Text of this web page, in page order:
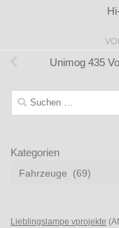
Unimog 435
Suchen
nach:
Kategorien
Lieblingslampe vprojekte